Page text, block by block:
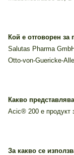
Кой е отговорен за
Salutas Pharma
Otto-von-Guericke-
Какво
Acic® 200 е продукт
За какво се